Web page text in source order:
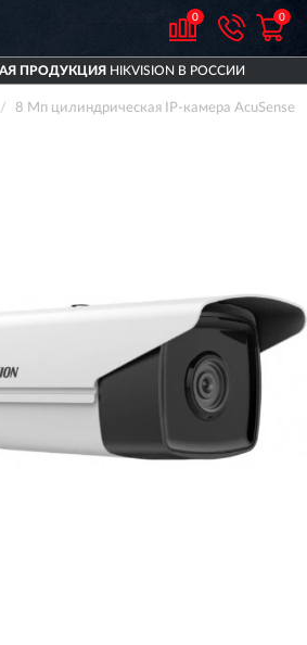
0 0
HIKVISION В РОССИИ
8 Мп цилиндрическая IP-камера AcuSense